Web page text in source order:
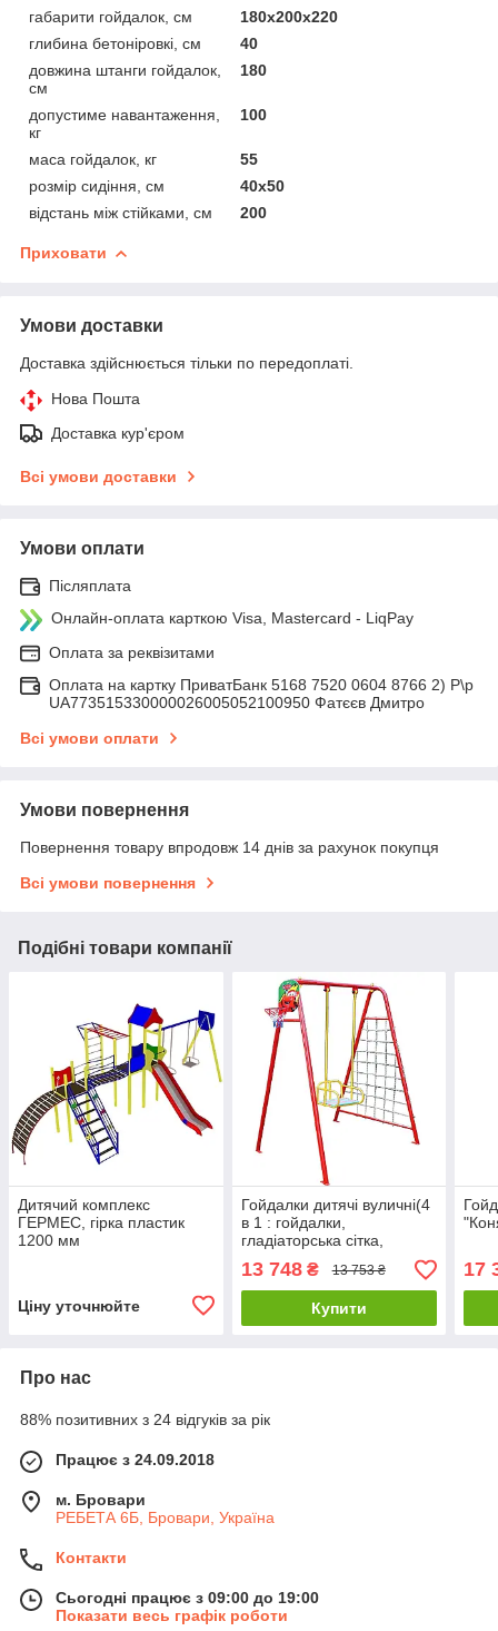
габарити гойдалок, см
180х200х220
глибина бетоніровкі, см
40
довжина штанги гойдалок,
см
180
допустиме навантаження,
кг
100
маса гойдалок, кг
55
розмір сидіння, см
40х50
відстань між стійками, см
200
Приховати
Умови доставки
Доставка здійснюється тільки по передоплаті.
Нова Пошта
Доставка кур'єром
Всі умови доставки
Умови оплати
Післяплата
Онлайн-оплата карткою Visa, Mastercard - LiqPay
Оплата за реквізитами
Оплата на картку ПриватБанк 5168 7520 0604 8766 2) Р\р
UA773515330000026005052100950 Фатєєв Дмитро
Всі умови оплати
Умови повернення
Повернення товару впродовж 14 днів за рахунок покупця
Всі умови повернення
Подібні товари компанії
Дитячий комплекс
ГЕРМЕС, гірка пластик
1200 мм
Ціну уточнюйте
Гойдалки дитячі вуличні(4
в 1 : гойдалки,
гладіаторська сітка,
баскетбольне кільце,
дартс)
13 748₴ 13 753 ₴
Купити
17
Про нас
88% позитивних з 24 відгуків за рік
Працює з 24.09.2018
м. Бровари
РЕБЕТА 6Б, Бровари, Україна
Контакти
Сьогодні працює з 09:00 до 19:00
Показати весь графік роботи